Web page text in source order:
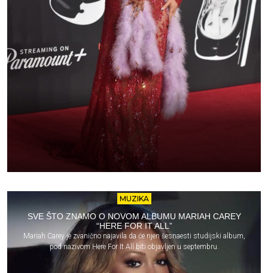
MUZIKA
SVE ŠTO ZNAMO O NOVOM ALBUMU MARIAH CAREY
“HERE FOR IT ALL”
Mariah Carey je zvanično najavila da će njen šesnaesti studijski album,
pod nazivom Here For It All biti objavljen u septembru.